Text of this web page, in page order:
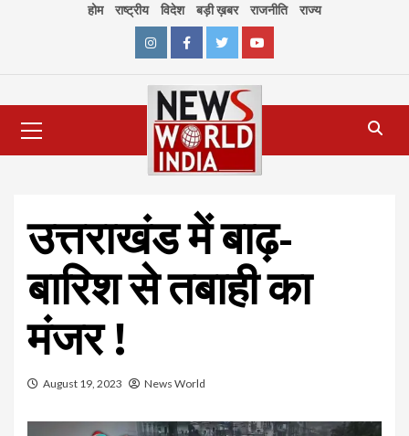
होम राष्ट्रीय विदेश बड़ी ख़बर राजनीति राज्य
InstagramFacebookTwitterYoutube
Menu
उत्तराखंड में बाढ़-
बारिश से तबाही का
मंजर !
August 19, 2023 News World